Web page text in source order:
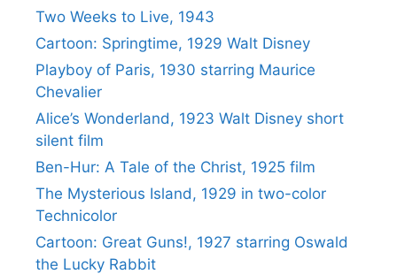
Two Weeks to Live, 1943
Cartoon: Springtime, 1929 Walt Disney
Playboy of Paris, 1930 starring Maurice
Chevalier
Alice’s Wonderland, 1923 Walt Disney short
silent film
Ben-Hur: A Tale of the Christ, 1925 film
The Mysterious Island, 1929 in two-color
Technicolor
Cartoon: Great Guns!, 1927 starring Oswald
the Lucky Rabbit